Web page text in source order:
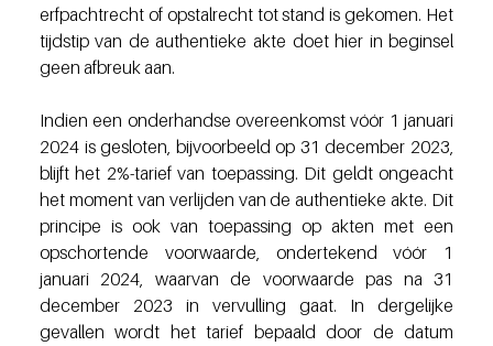
erfpachtrecht of opstalrecht tot stand is gekomen. Het
tijdstip van de authentieke akte doet hier in beginsel
geen afbreuk aan.
Indien een onderhandse overeenkomst vóór 1 januari
2024 is gesloten, bijvoorbeeld op 31 december 2023,
blijft het 2%-tarief van toepassing. Dit geldt ongeacht
het moment van verlijden van de authentieke akte. Dit
principe is ook van toepassing op akten met een
opschortende voorwaarde, ondertekend vóór 1
januari 2024, waarvan de voorwaarde pas na 31
december 2023 in vervulling gaat. In dergelijke
gevallen wordt het tarief bepaald door de datum